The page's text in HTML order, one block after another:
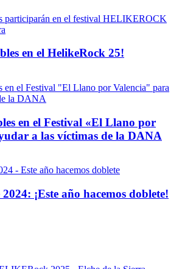
en el HelikeRock 25!
en el Festival «El Llano por
a las víctimas de la DANA
¡Este año hacemos doblete!